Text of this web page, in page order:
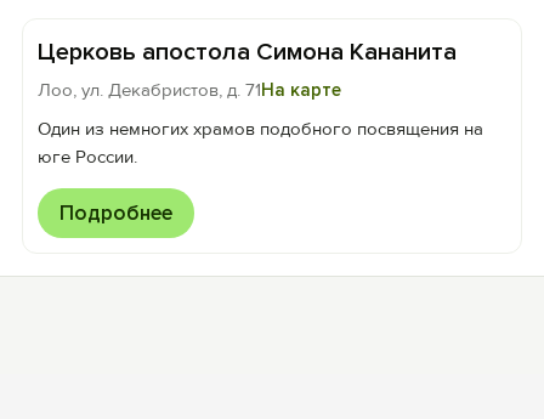
Церковь апостола Симона Кананита
Лоо, ул. Декабристов, д. 71На карте
Один из немногих храмов подобного посвящения на
юге России.
Подробнее